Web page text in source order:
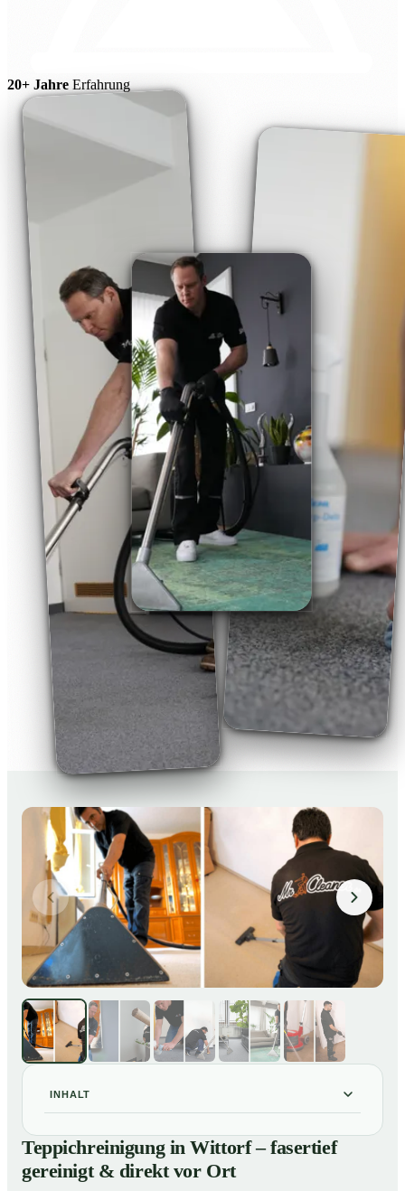
20+ Jahre Erfahrung
INHALT
01Teppichreinigung in Wittorf – fasertief gereinigt & direkt
vor Ort
Unsere Leistungen im Überblick
Teppichreinigung in Wittorf – fasertief
gereinigt & direkt vor Ort